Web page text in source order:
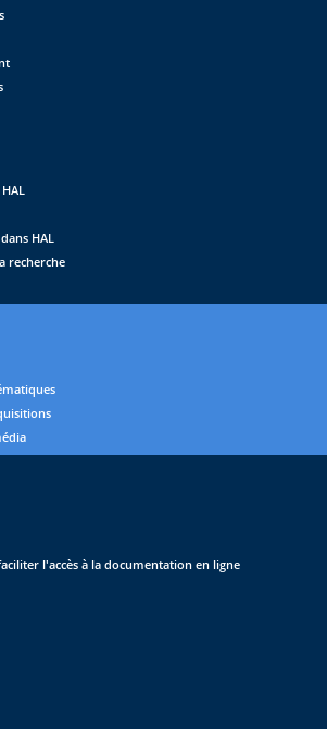
HAL
recherche
l'accès à la documentation en ligne